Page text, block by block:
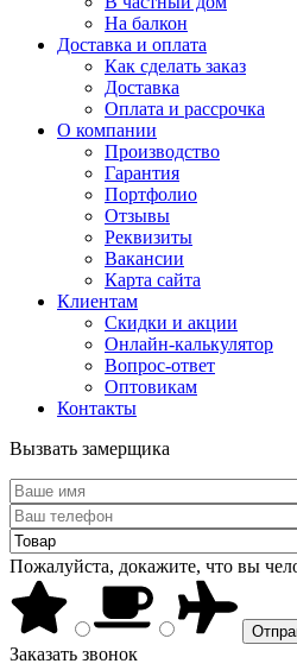
На балкон
Доставка и оплата
Как сделать заказ
Доставка
Оплата и рассрочка
О компании
Производство
Гарантия
Портфолио
Отзывы
Реквизиты
Вакансии
Карта сайта
Клиентам
Скидки и акции
Онлайн-калькулятор
Вопрос-ответ
Оптовикам
Контакты
Вызвать замерщика
Пожалуйста, докажите, что вы
Заказать звонок